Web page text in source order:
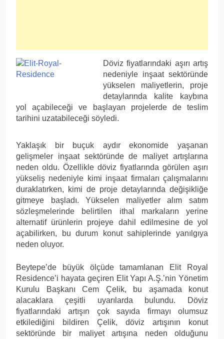
Döviz fiyatlarındaki aşırı artış
nedeniyle inşaat sektöründe
yükselen maliyetlerin, proje
detaylarında kalite kaybına
yol açabileceği ve başlayan projelerde de teslim
tarihini uzatabileceği söyledi.
Yaklaşık bir buçuk aydır ekonomide yaşanan
gelişmeler inşaat sektöründe de maliyet artışlarına
neden oldu. Özellikle döviz fiyatlarında görülen aşırı
yükseliş nedeniyle kimi inşaat firmaları çalışmalarını
duraklatırken, kimi de proje detaylarında değişikliğe
gitmeye başladı. Yükselen maliyetler alım satım
sözleşmelerinde belirtilen ithal markaların yerine
alternatif ürünlerin projeye dahil edilmesine de yol
açabilirken, bu durum konut sahiplerinde yanılgıya
neden oluyor.
Beytepe’de büyük ölçüde tamamlanan Elit Royal
Residence’i hayata geçiren Elit Yapı A.Ş.’nin Yönetim
Kurulu Başkanı Cem Çelik, bu aşamada konut
alacaklara çeşitli uyarılarda bulundu. Döviz
fiyatlarındaki artışın çok sayıda firmayı olumsuz
etkilediğini bildiren Çelik, döviz artışının konut
sektöründe bir maliyet artışına neden olduğunu